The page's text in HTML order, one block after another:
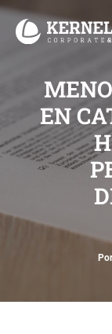
Ir
EN